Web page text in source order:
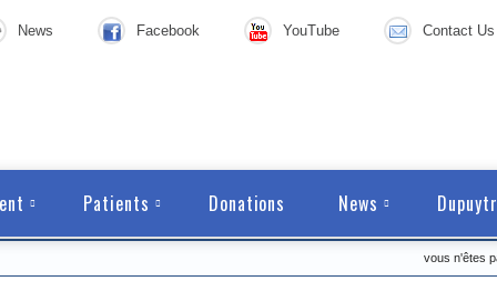
News Facebook YouTube Contact Us
Patients Donations News
vous n'êtes